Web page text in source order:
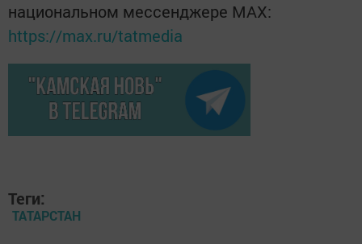
национальном мессенджере MАХ:
https://max.ru/tatmedia
Теги:
ТАТАРСТАН